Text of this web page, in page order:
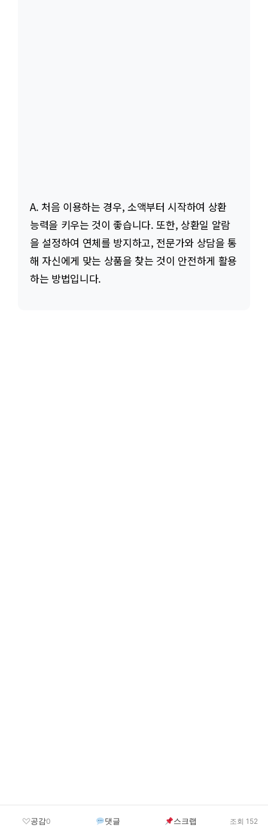
A. 처음 이용하는 경우, 소액부터 시작하여 상환
능력을 키우는 것이 좋습니다. 또한, 상환일 알람
을 설정하여 연체를 방지하고, 전문가와 상담을 통
해 자신에게 맞는 상품을 찾는 것이 안전하게 활용
하는 방법입니다.
공감0 댓글 스크랩 조회 152